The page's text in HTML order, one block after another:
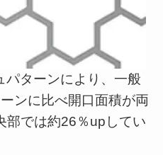
パターンにより、一般
ンに比べ開口面積が両
部では約26％upしてい